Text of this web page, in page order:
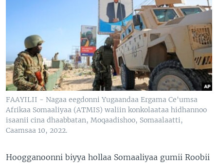
FAAYILII - Nagaa eegdonni Yugaandaa Ergama Ce'umsa
Afrikaa Somaaliyaa (ATMIS) waliin konkolaataa hidhannoo
isaanii cina dhaabbatan, Moqaadishoo, Somaalaatti,
Caamsaa 10, 2022.
Hoogganoonni biyya hollaa Somaaliyaa gumii Roobii